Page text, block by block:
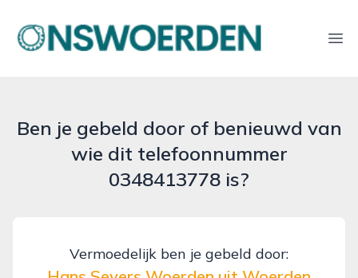
onswoerden.nl
Ben je gebeld door of benieuwd van
wie dit telefoonnummer
0348413778 is?
Vermoedelijk ben je gebeld door: